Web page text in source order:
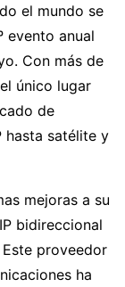
el mundo se
evento anual
Con más de
único lugar
de
hasta satélite y
mejoras a su
bidireccional
Este proveedor
ha